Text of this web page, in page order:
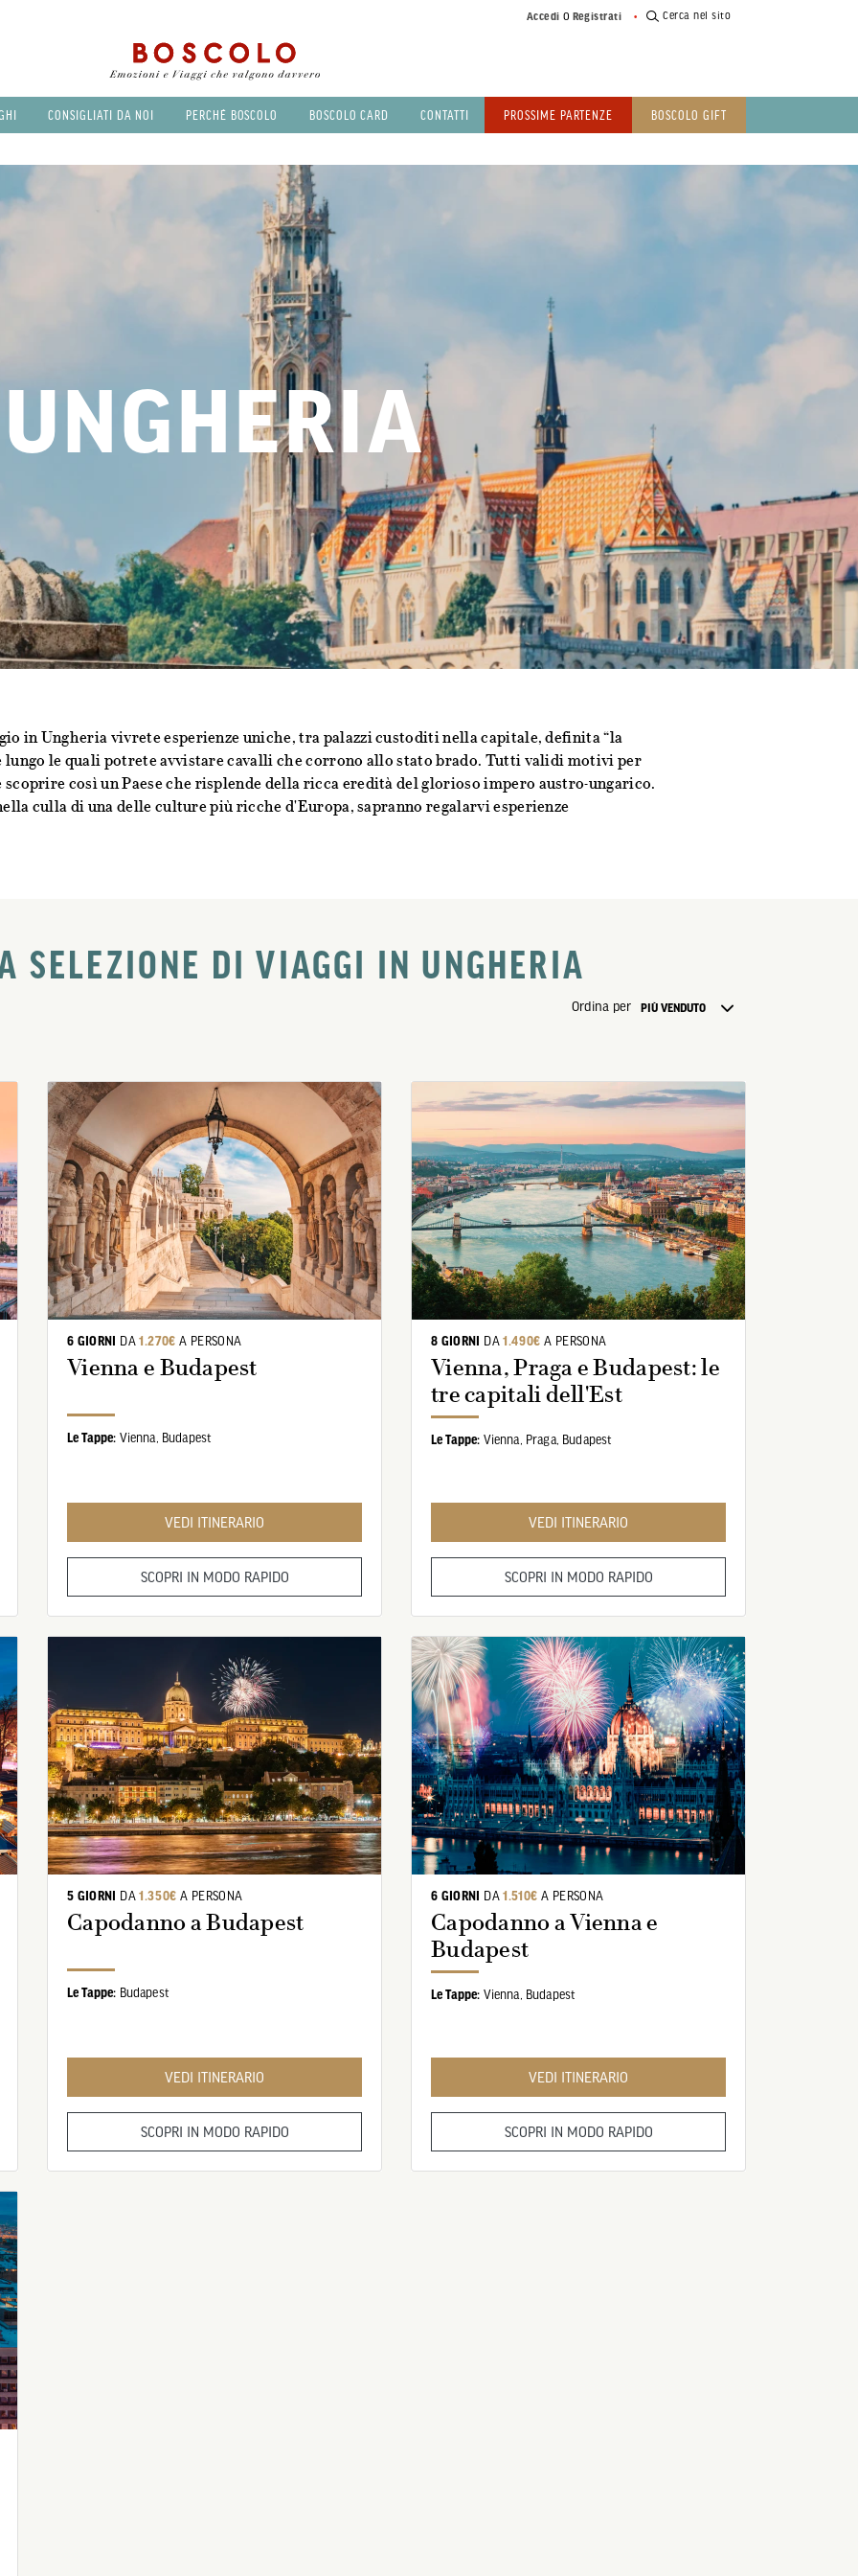
CONSIGLIATI DA NOI PERCHÉ BOSCOLO BOSCOLO CARD CONTATTI PROSSIME PARTENZE BOSCOLO GIFT
Accedi o Registrati Cerca nel sito
UNGHERIA
in Ungheria vivrete esperienze uniche, tra palazzi custoditi nella capitale, definita “la
lungo le quali potrete avvistare cavalli che corrono allo stato brado. Tutti validi motivi per
così un Paese che risplende della ricca eredità del glorioso impero austro-ungarico.
culla di una delle culture più ricche d'Europa, sapranno regalarvi esperienze
SELEZIONE DI VIAGGI IN UNGHERIA
Ordina per PIÙ VENDUTO
6 GIORNI DA1.270€ A PERSONA
Vienna e Budapest
Le Tappe: Vienna, Budapest
VEDI ITINERARIO
SCOPRI IN MODO RAPIDO
8 GIORNI DA1.490€ A PERSONA
Vienna, Praga e Budapest: le
tre capitali dell'Est
Le Tappe: Vienna, Praga, Budapest
VEDI ITINERARIO
SCOPRI IN MODO RAPIDO
5 GIORNI DA1.350€ A PERSONA
Capodanno a Budapest
Le Tappe: Budapest
VEDI ITINERARIO
SCOPRI IN MODO RAPIDO
6 GIORNI DA1.510€ A PERSONA
Capodanno a Vienna e
Budapest
Le Tappe: Vienna, Budapest
VEDI ITINERARIO
SCOPRI IN MODO RAPIDO